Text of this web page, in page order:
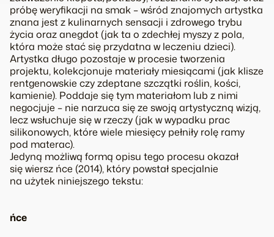
próbęweryfikacji na smak–wśród znajomych artystka
znana jest z kulinarnych sensacji i zdrowego trybu
życia oraz anegdot (jak ta o zdechłej myszy z pola,
która może stać się przydatna w leczeniu dzieci).
Artystka długo pozostaje w procesie tworzenia
projektu, kolekcjonuje materiały miesiącami (jak klisze
rentgenowskie czy zdeptane szczątki roślin, kości,
kamienie). Poddaje się tym materiałom lub z nimi
negocjuje – nie narzuca się ze swoją artystyczną wizją,
leczwsłuchuje sięw rzeczy (jak w wypadku prac
silikonowych, które wiele miesięcy pełniły rolę ramy
pod materac).
Jedyną możliwą formą opisu tego procesu okazał
się wiersz ńce (2014), który powstał specjalnie
na użytek niniejszego tekstu:
ńce